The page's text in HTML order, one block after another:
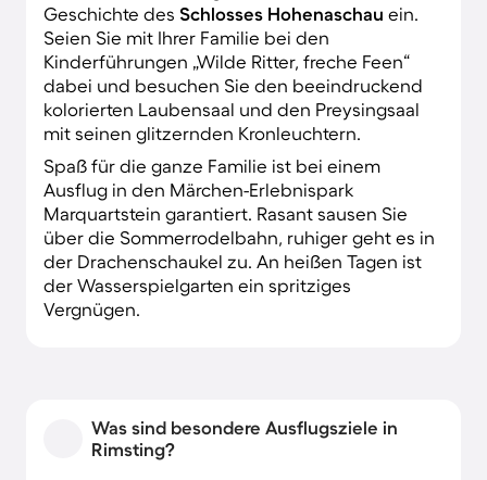
Geschichte des Schlosses Hohenaschau ein.
Seien Sie mit Ihrer Familie bei den
Kinderführungen „Wilde Ritter, freche Feen“
dabei und besuchen Sie den beeindruckend
kolorierten Laubensaal und den Preysingsaal
mit seinen glitzernden Kronleuchtern.
Spaß für die ganze Familie ist bei einem
Ausflug in den Märchen-Erlebnispark
Marquartstein garantiert. Rasant sausen Sie
über die Sommerrodelbahn, ruhiger geht es in
der Drachenschaukel zu. An heißen Tagen ist
der Wasserspielgarten ein spritziges
Vergnügen.
Was sind besondere Ausflugsziele in
Rimsting?